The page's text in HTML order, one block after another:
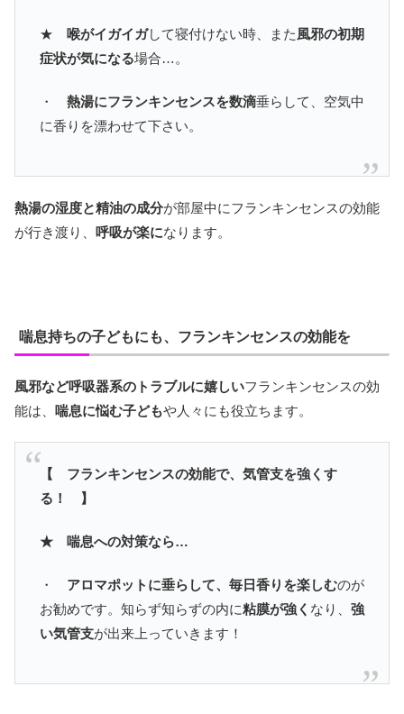
★ 喉がイガイガして寝付けない時、また風邪の初期
症状が気になる場合…。
・ 熱湯にフランキンセンスを数滴垂らして、空気中
に香りを漂わせて下さい。
熱湯の湿度と精油の成分が部屋中にフランキンセンスの効能
が行き渡り、 呼吸が楽になります。
喘息持ちの子どもにも、フランキンセンスの効能を
風邪など呼吸器系のトラブルに嬉しいフランキンセンスの効
能は、 喘息に悩む子どもや人々にも役立ちます。
【 フランキンセンスの効能で、気管支を強くす
る！ 】
★ 喘息への対策なら…
・ アロマポットに垂らして、毎日香りを楽しむのが
お勧めです。知らず知らずの内に粘膜が強く なり、 強
い気管支が出来上っていきます！